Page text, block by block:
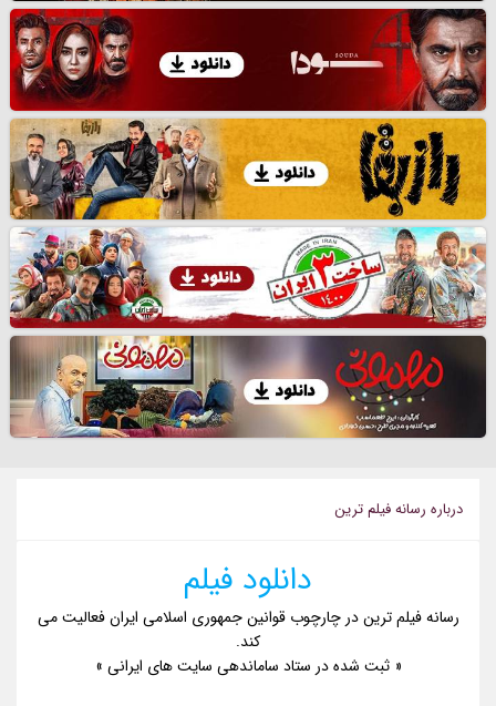
درباره رسانه فيلم ترين
دانلود فیلم
رسانه فیلم ترین در چارچوب قوانین جمهوری اسلامی ایران فعالیت می
کند.
« ثبت شده در ستاد ساماندهی سایت های ایرانی »